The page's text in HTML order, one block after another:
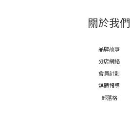
關於我們
品牌故事
分店網絡
會員計劃
媒體報導
部落格